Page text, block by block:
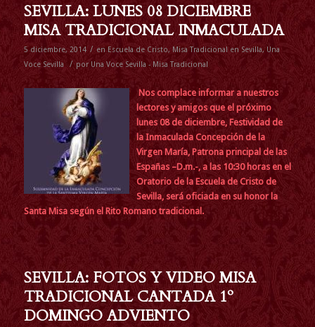
SEVILLA: LUNES 08 DICIEMBRE
MISA TRADICIONAL INMACULADA
5 diciembre, 2014 / en Escuela de Cristo, Misa Tradicional en Sevilla, Una
Voce Sevilla
/ por Una Voce Sevilla - Misa Tradicional
Nos complace informar a nuestros
lectores y amigos que el próximo
lunes 08 de diciembre, Festividad de
la Inmaculada Concepción de la
Virgen María, Patrona principal de las
Españas –D.m.-, a las 10:30 horas en el
Oratorio de la Escuela de Cristo de
Sevilla, será oficiada en su honor la
Santa Misa según el Rito Romano tradicional.
SEVILLA: FOTOS Y VIDEO MISA
TRADICIONAL CANTADA 1º
DOMINGO ADVIENTO